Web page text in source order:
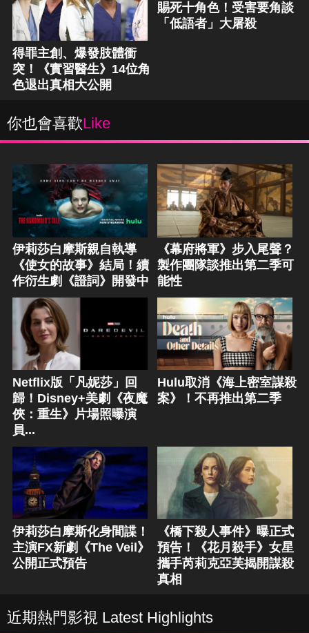
得罪主創、爆發肢體衝
突！《實習醫生》14位角
色退出真相大公開
賜死十角色！受害要角談
「低語者」大屠殺
你也會喜歡Like
伊莉莎白摩斯親自執導
《使女的故事》結局！續
作衍生劇《證詞》開發中
《幕府將軍》步入尾聲？
製作團隊談推出第二季可
能性
Netflix版「凡妮莎」回
歸！Disney+美劇《夜魔
俠：重生》片場照曝演
員...
Hulu取消《海上密室謀殺
案》！不再推出第二季
伊莉莎白摩斯化身間諜！
主演FX新劇《The Veil》
公開正式預告
《橋下殺人事件》曝正式
預告！《花月殺手》女星
攜手芮莉克亞芙揭開謀殺
真相
近期熱門影視 Latest Highlights